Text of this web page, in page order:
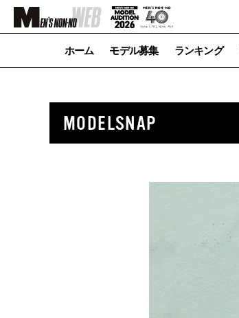
ホーム モデル募集 ランキング
MODELSNAP